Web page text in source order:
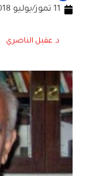
11 تموز/يوليو 2018
د. عقيل الناصري